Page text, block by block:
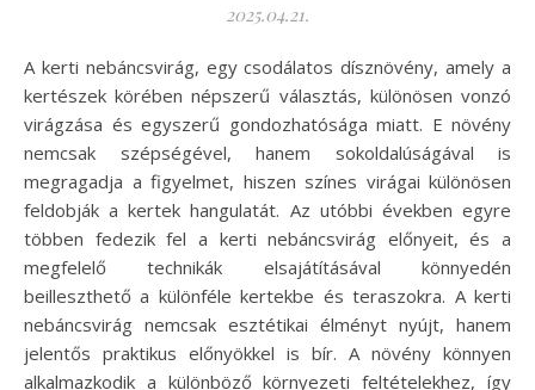
2025.04.21.
A kerti nebáncsvirág, egy csodálatos dísznövény, amely a
kertészek körében népszerű választás, különösen vonzó
virágzása és egyszerű gondozhatósága miatt. E növény
nemcsak szépségével, hanem sokoldalúságával is
megragadja a figyelmet, hiszen színes virágai különösen
feldobják a kertek hangulatát. Az utóbbi években egyre
többen fedezik fel a kerti nebáncsvirág előnyeit, és a
megfelelő technikák elsajátításával könnyedén
beilleszthető a különféle kertekbe és teraszokra. A kerti
nebáncsvirág nemcsak esztétikai élményt nyújt, hanem
jelentős praktikus előnyökkel is bír. A növény könnyen
alkalmazkodik a különböző környezeti feltételekhez, így